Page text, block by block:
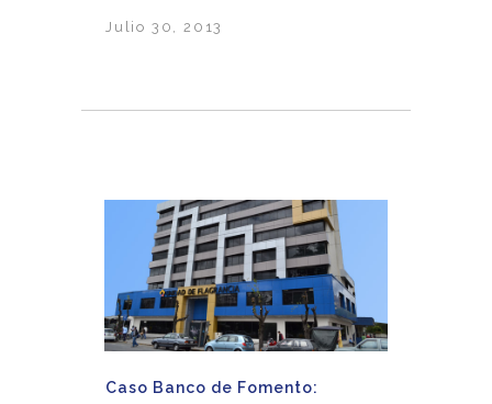
Julio 30, 2013
Caso Banco de Fomento: